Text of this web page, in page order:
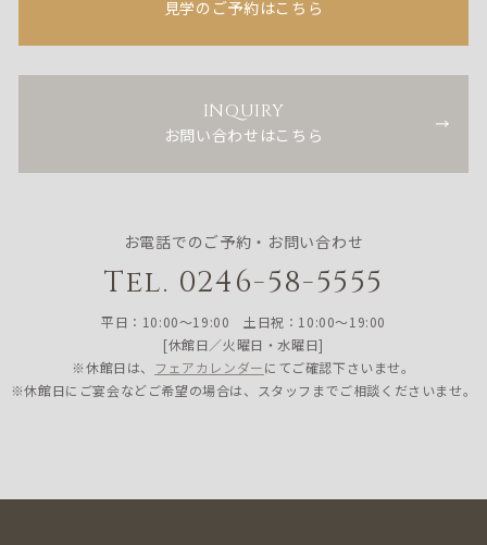
見学のご予約はこちら
INQUIRY
お問い合わせはこちら
お電話でのご予約・お問い合わせ
Tel. 0246-58-5555
平日：10:00〜19:00 土日祝：10:00〜19:00
[休館日／火曜日・水曜日]
※休館日は、 フェアカレンダーにてご確認下さいませ。
※休館日にご宴会などご希望の場合は、スタッフまでご相談くださいませ。